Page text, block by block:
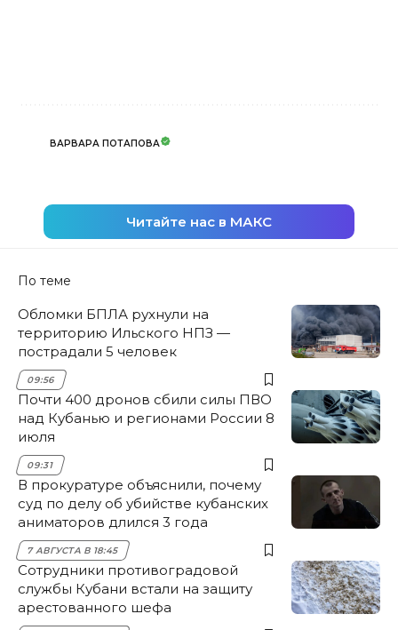
ВАРВАРА ПОТАПОВА
Читайте нас в МАКС
По теме
Обломки БПЛА рухнули на
территорию Ильского НПЗ —
пострадали 5 человек
09:56
Почти 400 дронов сбили силы ПВО
над Кубанью и регионами России 8
июля
09:31
В прокуратуре объяснили, почему
суд по делу об убийстве кубанских
аниматоров длился 3 года
7 АВГУСТА В 18:45
Сотрудники противоградовой
службы Кубани встали на защиту
арестованного шефа